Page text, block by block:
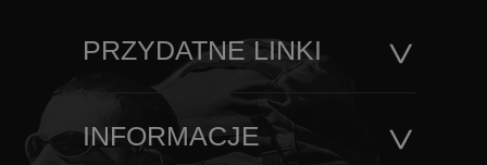
PRZYDATNE LINKI
INFORMACJE